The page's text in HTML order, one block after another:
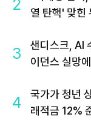
2
열 탄핵' 맞힌
3
샌디스크, AI
이던스 실망
4
국가가 청년
래적금 12%